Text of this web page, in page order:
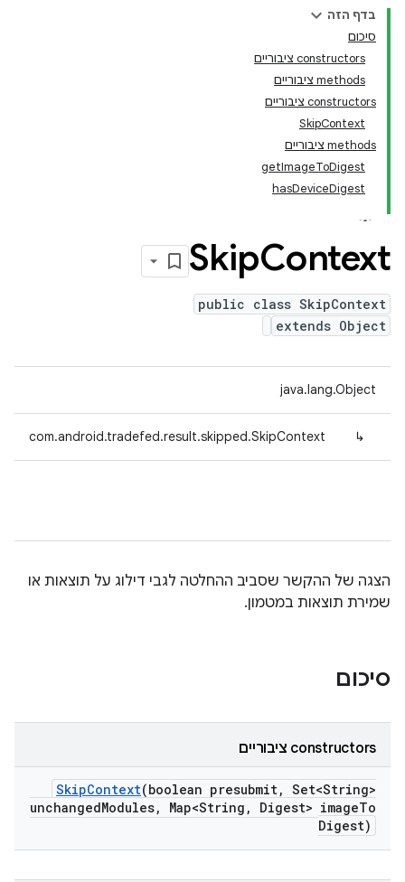
בדף הזה
סיכום
‫constructors ציבוריים
‫methods ציבוריים
‫constructors ציבוריים
SkipContext
‫methods ציבוריים
getImageToDigest
hasDeviceDigest
SkipContext
public class SkipContext
extends Object
java.lang.Object
↳
com.android.tradefed.result.skipped.SkipContext
הצגה של ההקשר שסביב ההחלטה לגבי דילוג על תוצאות או
שמירת תוצאות במטמון.
סיכום
‫constructors ציבוריים
SkipContext(boolean presubmit, Set<String>
unchangedModules, Map<String , Digest> imageTo
Digest)